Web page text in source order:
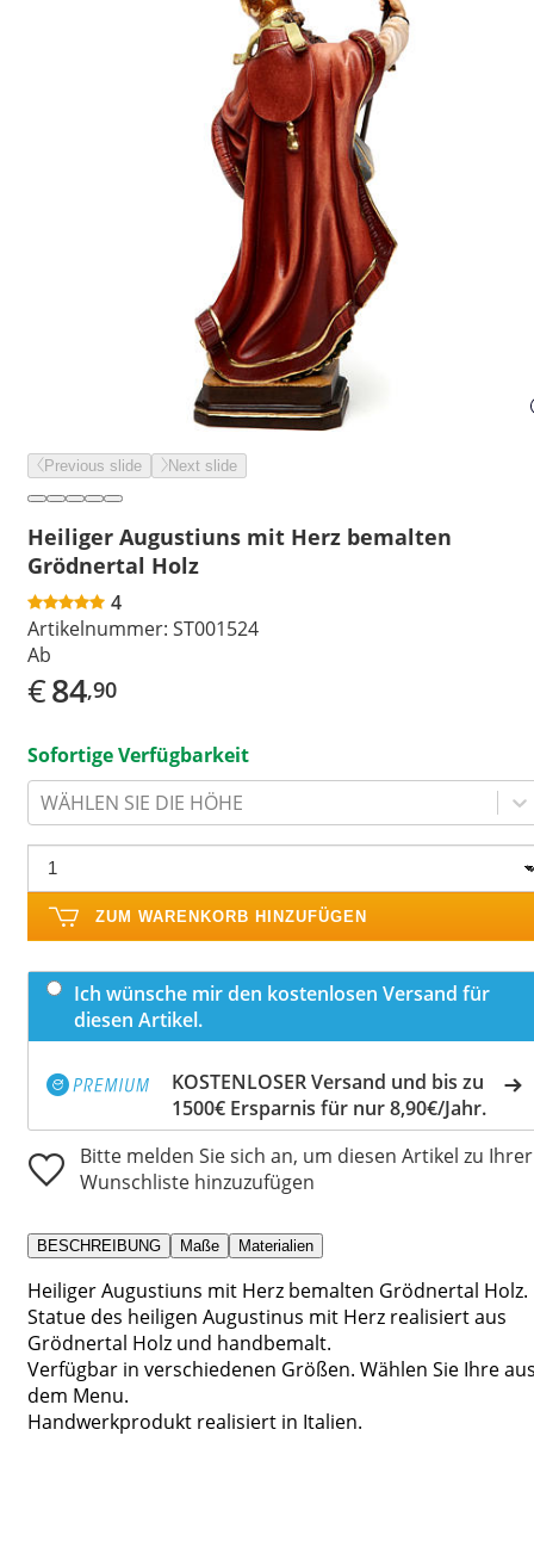
Previous slide Next slide
Heiliger Augustiuns mit Herz bemalten
Grödnertal Holz
4
Artikelnummer: ST001524
Ab
€84,90
Sofortige Verfügbarkeit
WÄHLEN SIE DIE HÖHE
ZUM WARENKORB HINZUFÜGEN
Ich wünsche mir den kostenlosen Versand für
diesen Artikel.
KOSTENLOSER Versand und bis zu
1500€ Ersparnis für nur 8,90€/Jahr.
Bitte melden Sie sich an, um diesen Artikel zu Ihrer
Wunschliste hinzuzufügen
BESCHREIBUNG Maße Materialien
Heiliger Augustiuns mit Herz bemalten Grödnertal Holz.
Statue des heiligen Augustinus mit Herz realisiert aus
Grödnertal Holz und handbemalt.
Verfügbar in verschiedenen Größen. Wählen Sie Ihre
dem Menu.
Handwerkprodukt realisiert in Italien.